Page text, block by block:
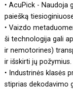
• AcuPick - Naudoja
paiešką
• Vaizdo
ši technologija gali
ir nemotorines)
ir išskirti jų požymius.
• Industrinės klasės
stiprias dekodavimo